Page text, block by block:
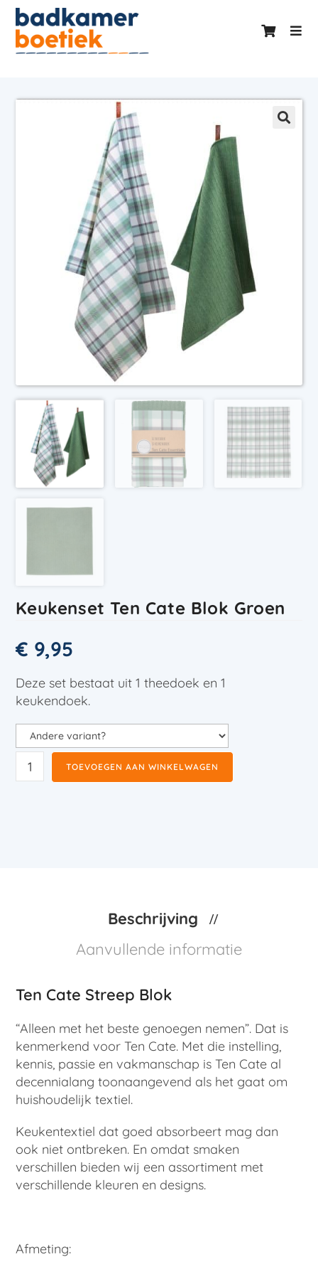
Keukenset Ten Cate Blok Groen
€ 9,95
Deze set bestaat uit 1 theedoek en 1
keukendoek.
TOEVOEGEN AAN WINKELWAGEN
Beschrijving
Aanvullende informatie
Ten Cate Streep Blok
“Alleen met het beste genoegen nemen”. Dat is
kenmerkend voor Ten Cate. Met die instelling,
kennis, passie en vakmanschap is Ten Cate al
decennialang toonaangevend als het gaat om
huishoudelijk textiel.
Keukentextiel dat goed absorbeert mag dan
ook niet ontbreken. En omdat smaken
verschillen bieden wij een assortiment met
verschillende kleuren en designs.
Afmeting: